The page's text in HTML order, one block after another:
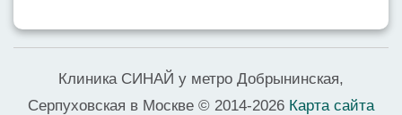
Клиника СИНАЙ у метро Добрынинская,
Серпуховская в Москве © 2014-2026 Карта сайта